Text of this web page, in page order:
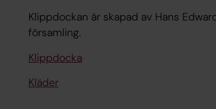
Klippdockan är skapad av Hans
församling.
Klippdocka
Kläder